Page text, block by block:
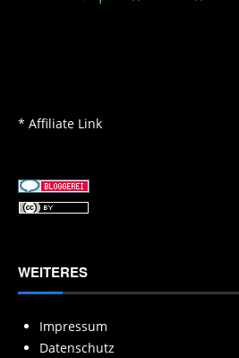
* Affiliate Link
WEITERES
Impressum
Datenschutz